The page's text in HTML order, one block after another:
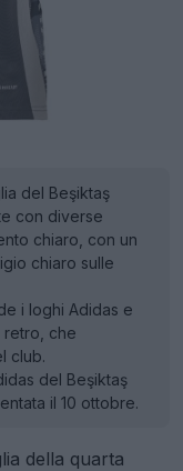
del Beşiktaş
con diverse
chiaro, con un
chiaro sulle
i loghi Adidas e
retro, che
club.
del Beşiktaş
il 10 ottobre.
della quarta